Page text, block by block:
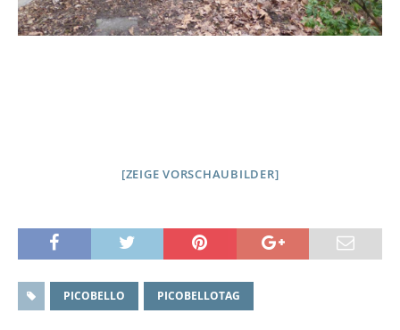
[ZEIGE VORSCHAUBILDER]
PICOBELLO PICOBELLOTAG